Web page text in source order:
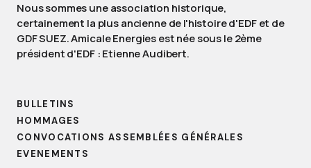
Nous sommes une association historique,
certainement la plus ancienne de l'histoire d'EDF et de
GDF SUEZ. Amicale Energies est née sous le 2ème
président d'EDF : Etienne Audibert.
BULLETINS
HOMMAGES
CONVOCATIONS ASSEMBLÉES GÉNÉRALES
EVENEMENTS